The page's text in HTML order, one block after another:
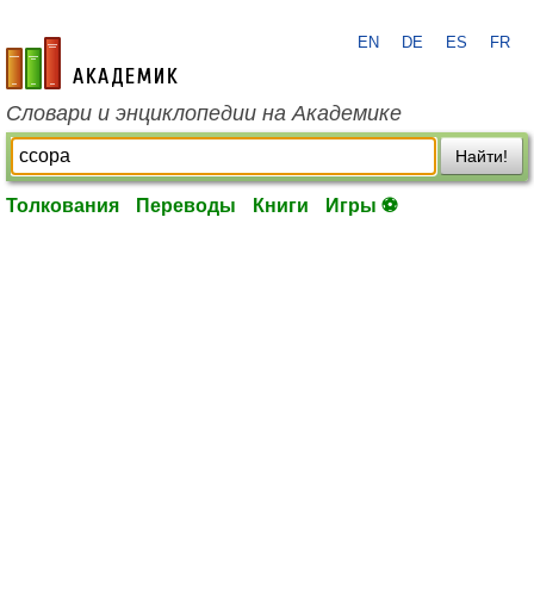
academic.ru
EN DE ES FR
Словари и энциклопедии на Академике
Найти!
Толкования Переводы Книги Игры ⚽